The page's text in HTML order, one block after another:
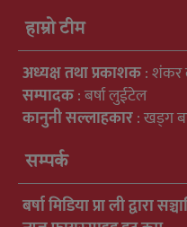
हाम्रो टीम
अध्यक्ष तथा प्रकाशक:
सम्पादक: बर्षा लुईटेल
कानुनी सल्लाहकार: खड्ग
सम्पर्क
बर्षा मिडिया प्रा ली द्वारा